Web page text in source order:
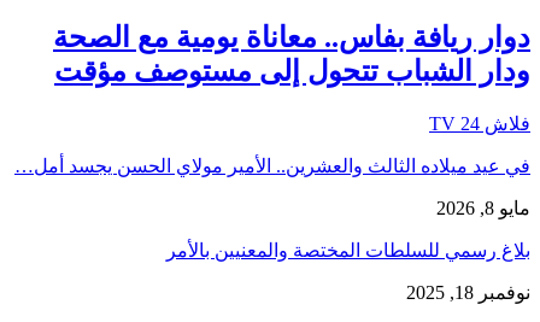
دوار ريافة بفاس.. معاناة يومية مع الصحة
ودار الشباب تتحول إلى مستوصف مؤقت
فلاش 24 TV
في عيد ميلاده الثالث والعشرين.. الأمير مولاي الحسن يجسد أمل…
مايو 8, 2026
بلاغ رسمي للسلطات المختصة والمعنيين بالأمر
نوفمبر 18, 2025